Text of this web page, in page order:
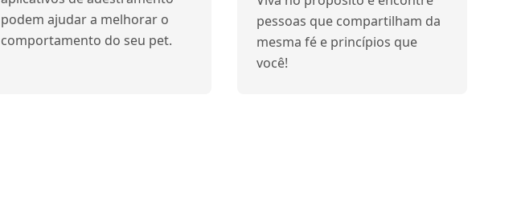
podem ajudar a melhorar o
comportamento do seu pet.
pessoas que compartilham da
mesma fé e princípios que
você!